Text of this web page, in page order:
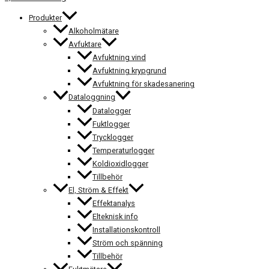
Produkter
Alkoholmätare
Avfuktare
Avfuktning vind
Avfuktning krypgrund
Avfuktning för skadesanering
Dataloggning
Datalogger
Fuktlogger
Trycklogger
Temperaturlogger
Koldioxidlogger
Tillbehör
El, Ström & Effekt
Effektanalys
Elteknisk info
Installationskontroll
Ström och spänning
Tillbehör